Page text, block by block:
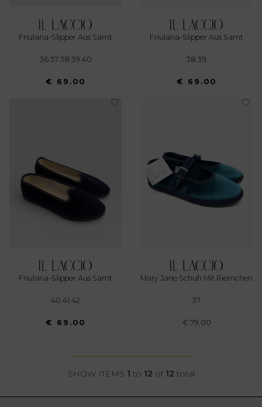
pubblicità e social media, i quali potrebbero combinarle
con altre informazioni che ha fornito loro o che hanno
raccolto dal suo utilizzo dei loro servizi.
Friulana-Slipper Aus Samt
36 37 38 39 40
€ 69.00
Friulana-Slipper Aus Samt
38 39
€ 69.00
Friulana-Slipper Aus Samt
40 41 42
€ 69.00
Mary Jane Schuh Mit Riemchen
37
€ 79.00
SHOW ITEMS 1 to 12 of 12 total